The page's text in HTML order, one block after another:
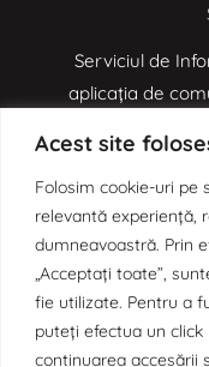
Acest site
Folosim cookie-uri pe
relevantă experiență,
dumneavoastră. Prin
„Acceptați toate”,
fie utilizate. Pentru a
puteți efectua un click
continuarea accesării
Serviciul de
aplicația de
Aplicația de
prin